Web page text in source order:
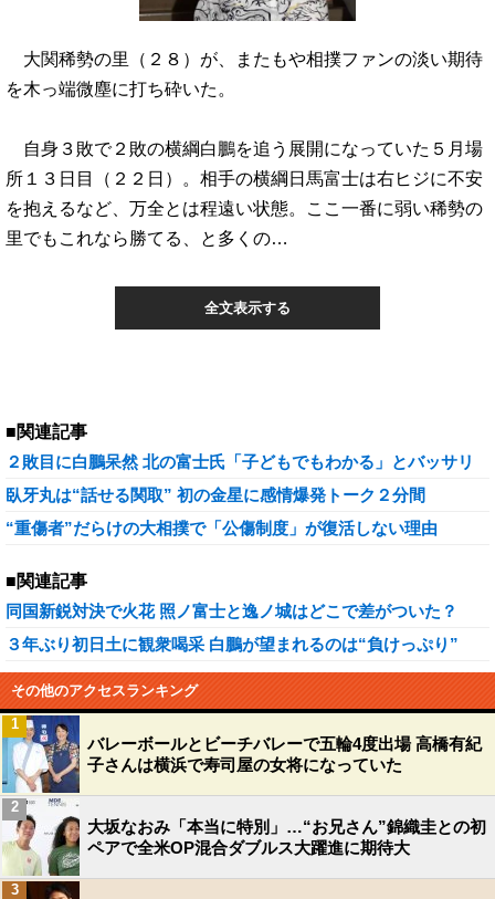
大関稀勢の里（２８）が、またもや相撲ファンの淡い期待
を木っ端微塵に打ち砕いた。
自身３敗で２敗の横綱白鵬を追う展開になっていた５月場
所１３日目（２２日）。相手の横綱日馬富士は右ヒジに不安
を抱えるなど、万全とは程遠い状態。ここ一番に弱い稀勢の
里でもこれなら勝てる、と多くの…
全文表示する
■関連記事
２敗目に白鵬呆然 北の富士氏「子どもでもわかる」とバッサリ
臥牙丸は“話せる関取” 初の金星に感情爆発トーク２分間
“重傷者”だらけの大相撲で「公傷制度」が復活しない理由
■関連記事
同国新鋭対決で火花 照ノ富士と逸ノ城はどこで差がついた？
３年ぶり初日土に観衆喝采 白鵬が望まれるのは“負けっぷり”
その他のアクセスランキング
バレーボールとビーチバレーで五輪4度出場 高橋有紀
子さんは横浜で寿司屋の女将になっていた
1
大坂なおみ「本当に特別」…“お兄さん”錦織圭との初
ペアで全米OP混合ダブルス大躍進に期待大
2
3